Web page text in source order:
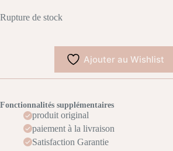
Rupture de stock
Ajouter au Wishlist
Fonctionnalités supplémentaires
produit original
paiement à la livraison
Satisfaction Garantie